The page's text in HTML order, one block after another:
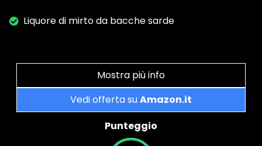
Liquore di mirto da bacche sarde
Mostra più info
Vedi offerta suAmazon.it
Punteggio